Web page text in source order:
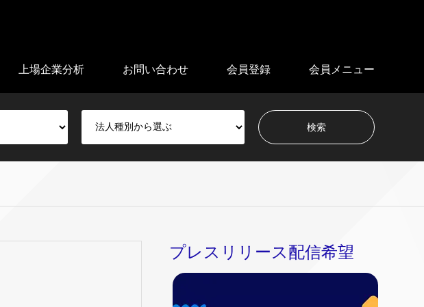
上場企業分析 お問い合わせ 会員登録 会員メニュー
プレスリリース配信希望